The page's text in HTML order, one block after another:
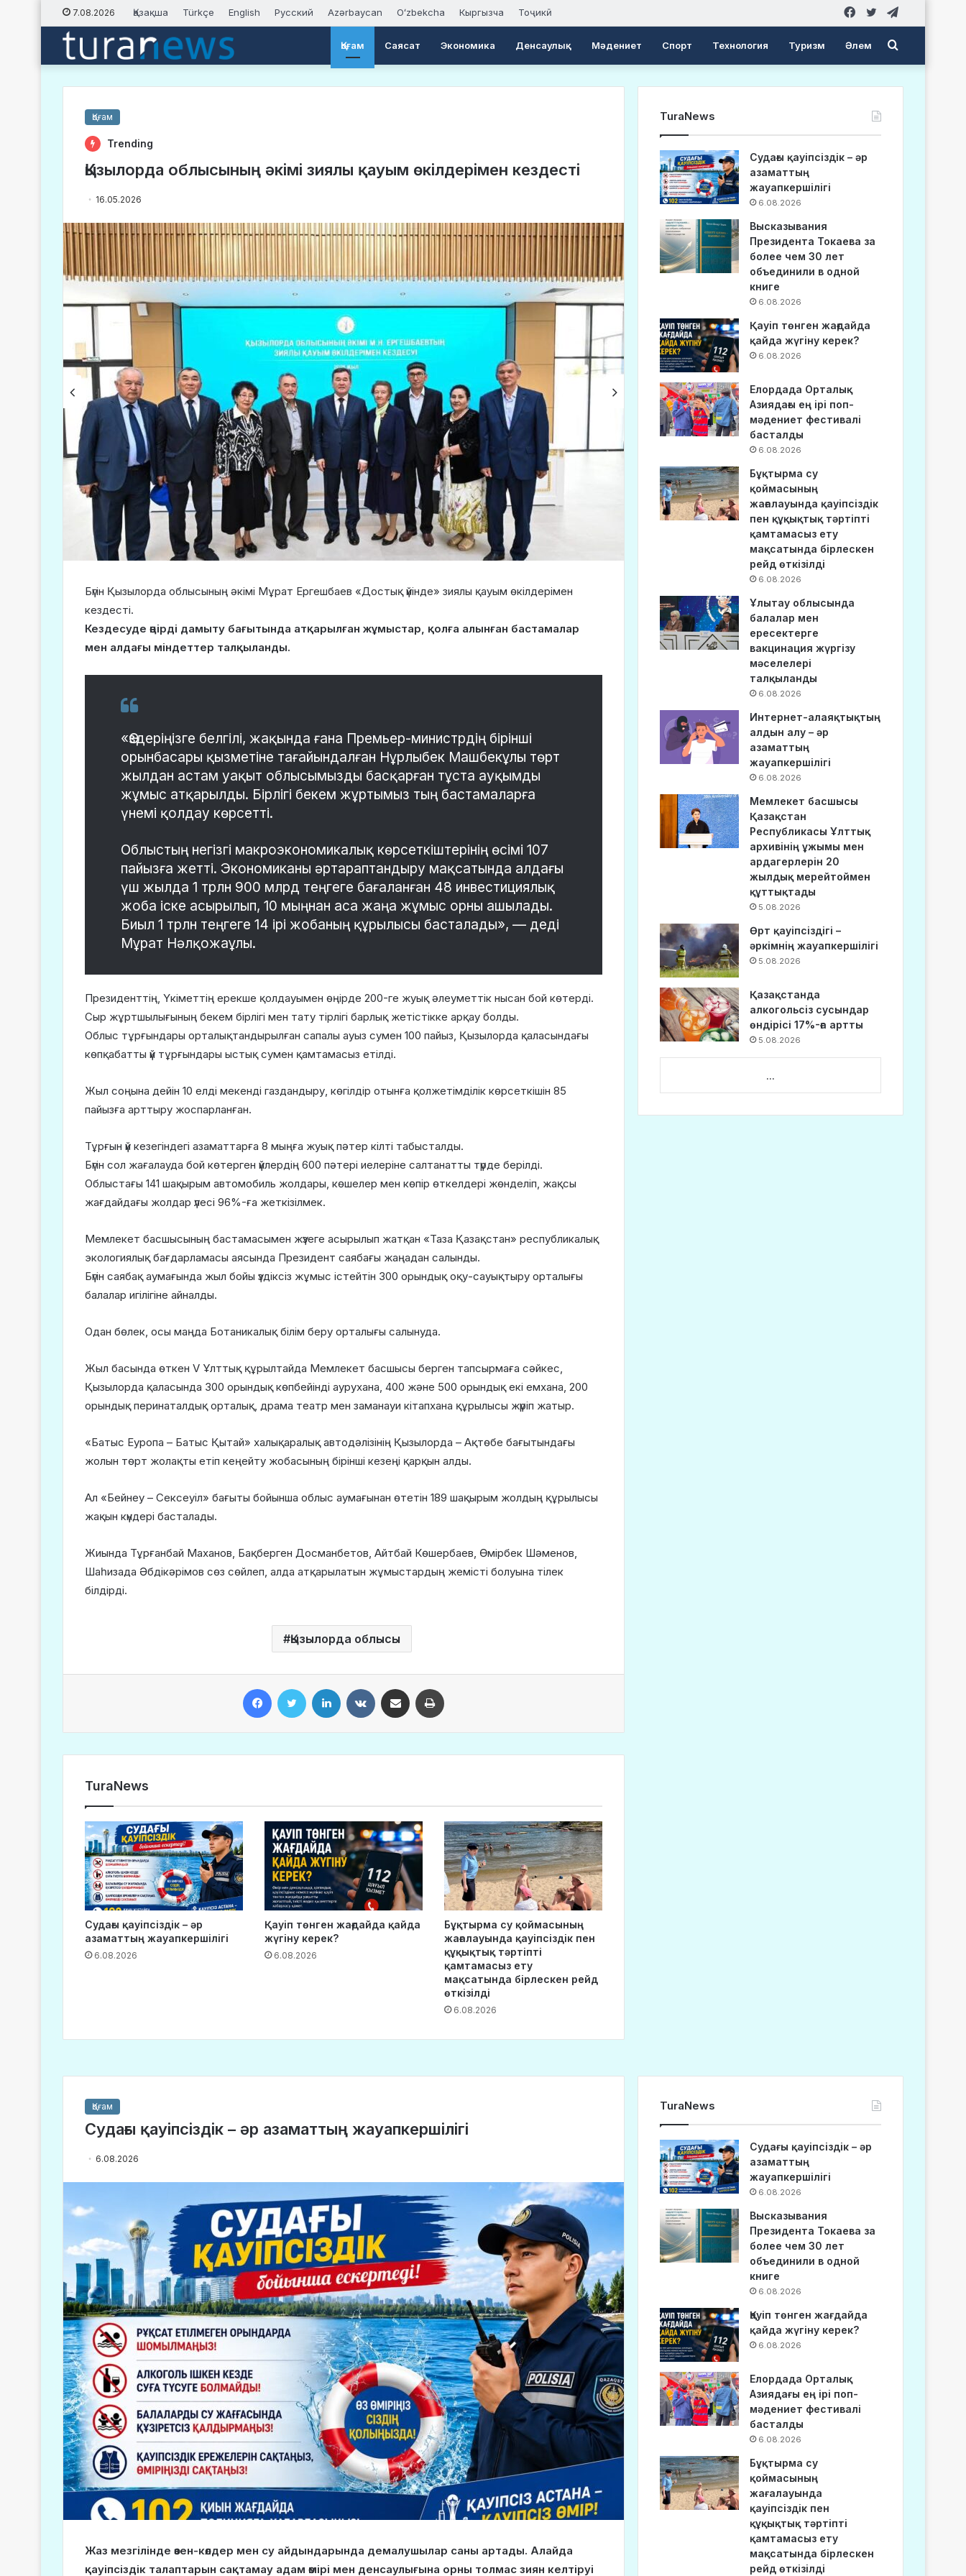
7.08.2026 Қазақша Türkçe English Русский Azərbaycan Oʻzbekcha Кыргызча Тоҷикӣ Twitter
Facebook
Қоғам Саясат Экономика Денсаулық Мәдениет Спорт Технология Туризм Әлем Search
for
Қоғам
Trending
Қызылорда облысының әкімі зиялы қауым өкілдерімен кездесті
16.05.2026
Бүгін Қызылорда облысының әкімі Мұрат Ергешбаев «Достық үйінде» зиялы қауым өкілдерімен
кездесті.
Кездесуде өңірді дамыту бағытында атқарылған жұмыстар, қолға алынған бастамалар
мен алдағы міндеттер талқыланды.
«Өздеріңізге белгілі, жақында ғана Премьер-министрдің бірінші
орынбасары қызметіне тағайындалған Нұрлыбек Машбекұлы төрт
жылдан астам уақыт облысымызды басқарған тұста ауқымды
жұмыс атқарылды. Бірлігі бекем жұртымыз тың бастамаларға
үнемі қолдау көрсетті.
Облыстың негізгі макроэкономикалық көрсеткіштерінің өсімі 107
пайызға жетті. Экономиканы әртараптандыру мақсатында алдағы
үш жылда 1 трлн 900 млрд теңгеге бағаланған 48 инвестициялық
жоба іске асырылып, 10 мыңнан аса жаңа жұмыс орны ашылады.
Биыл 1 трлн теңгеге 14 ірі жобаның құрылысы басталады», — деді
Мұрат Нәлқожаұлы.
Президенттің, Үкіметтің ерекше қолдауымен өңірде 200-ге жуық әлеуметтік нысан бой көтерді.
Сыр жұртшылығының бекем бірлігі мен тату тірлігі барлық жетістікке арқау болды.
Облыс тұрғындары орталықтандырылған сапалы ауыз сумен 100 пайыз, Қызылорда қаласындағы
көпқабатты үй тұрғындары ыстық сумен қамтамасыз етілді.
Жыл соңына дейін 10 елді мекенді газдандыру, көгілдір отынға қолжетімділік көрсеткішін 85
пайызға арттыру жоспарланған.
Тұрғын үй кезегіндегі азаматтарға 8 мыңға жуық пәтер кілті табысталды.
Бүгін сол жағалауда бой көтерген үйлердің 600 пәтері иелеріне салтанатты түрде берілді.
Облыстағы 141 шақырым автомобиль жолдары, көшелер мен көпір өткелдері жөнделіп, жақсы
жағдайдағы жолдар үлесі 96%-ға жеткізілмек.
Мемлекет басшысының бастамасымен жүзеге асырылып жатқан «Таза Қазақстан» республикалық
экологиялық бағдарламасы аясында Президент саябағы жаңадан салынды.
Бүгін саябақ аумағында жыл бойы үздіксіз жұмыс істейтін 300 орындық оқу-сауықтыру орталығы
балалар игілігіне айналды.
Одан бөлек, осы маңда Ботаникалық білім беру орталығы салынуда.
Жыл басында өткен V Ұлттық құрылтайда Мемлекет басшысы берген тапсырмаға сәйкес,
Қызылорда қаласында 300 орындық көпбейінді аурухана, 400 және 500 орындық екі емхана, 200
орындық перинаталдық орталық, драма театр мен заманауи кітапхана құрылысы жүріп жатыр.
«Батыс Еуропа – Батыс Қытай» халықаралық автодәлізінің Қызылорда – Ақтөбе бағытындағы
жолын төрт жолақты етіп кеңейту жобасының бірінші кезеңі қарқын алды.
Ал «Бейнеу – Сексеуіл» бағыты бойынша облыс аумағынан өтетін 189 шақырым жолдың құрылысы
жақын күндері басталады.
Жиында Тұрғанбай Маханов, Бақберген Досманбетов, Айтбай Көшербаев, Өмірбек Шәменов,
Шаһизада Әбдікәрімов сөз сөйлеп, алда атқарылатын жұмыстардың жемісті болуына тілек
білдірді.
Қызылорда облысы
TuraNews
Судағы қауіпсіздік – әр
азаматтың жауапкершілігі
6.08.2026
Қауіп төнген жағдайда қайда
жүгіну керек?
6.08.2026
Бұқтырма су қоймасының
жағалауында қауіпсіздік пен
құқықтық тәртіпті
қамтамасыз ету
мақсатында бірлескен рейд
өткізілді
6.08.2026
TuraNews
Судағы қауіпсіздік – әр
азаматтың
жауапкершілігі
6.08.2026
Высказывания
Президента Токаева за
более чем 30 лет
объединили в одной
книге
6.08.2026
Қауіп төнген жағдайда
қайда жүгіну керек?
6.08.2026
Елордада Орталық
Азиядағы ең ірі поп-
мәдениет фестивалі
басталды
6.08.2026
Бұқтырма су
қоймасының
жағалауында қауіпсіздік
пен құқықтық тәртіпті
қамтамасыз ету
мақсатында бірлескен
рейд өткізілді
6.08.2026
Ұлытау облысында
балалар мен
ересектерге
вакцинация жүргізу
мәселелері
талқыланды
6.08.2026
Интернет-алаяқтықтың
алдын алу – әр
азаматтың
жауапкершілігі
6.08.2026
Мемлекет басшысы
Қазақстан
Республикасы Ұлттық
архивінің ұжымы мен
ардагерлерін 20
жылдық мерейтоймен
құттықтады
5.08.2026
Өрт қауіпсіздігі –
әркімнің жауапкершілігі
5.08.2026
Қазақстанда
алкогольсіз сусындар
өндірісі 17%-ға артты
5.08.2026
...